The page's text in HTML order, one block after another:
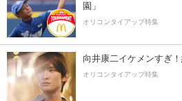
園」
オリコンタイアップ特集
向井康二イケメンすぎ
オリコンタイアップ特集